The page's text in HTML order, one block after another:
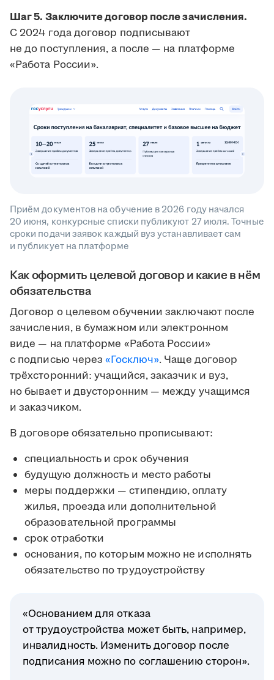
Шаг 5. Заключите договор после зачисления.
С 2024 года договор подписывают
не до поступления, а после — на платформе
«Работа России».
Приём документов на обучение в 2026 году начался
20 июня, конкурсные списки публикуют 27 июля. Точные
сроки подачи заявок каждый вуз устанавливает сам
и публикует на платформе
Как оформить целевой договор и какие в нём
обязательства
Договор о целевом обучении заключают после
зачисления, в бумажном или электронном
виде — на платформе «Работа России»
с подписью через«Госключ». Чаще договор
трёхсторонний: учащийся, заказчик и вуз,
но бывает и двусторонним — между учащимся
и заказчиком.
В договоре обязательно прописывают:
специальность и срок обучения
будущую должность и место работы
меры поддержки — стипендию, оплату
жилья, проезда или дополнительной
образовательной программы
срок отработки
основания, по которым можно не исполнять
обязательство по трудоустройству
«Основанием для отказа
от трудоустройства может быть, например,
инвалидность. Изменить договор после
подписания можно по соглашению сторон».